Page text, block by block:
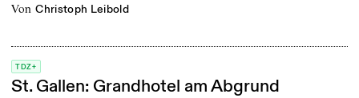
von Christoph Leibold
TDZ+
St. Gallen: Grandhotel am Abgrund